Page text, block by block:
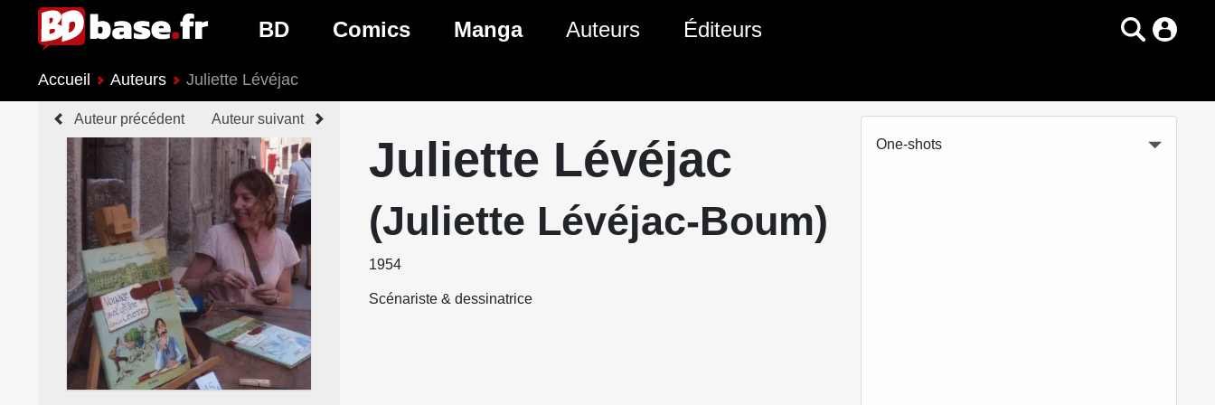
BD
Nouveautés BD
Prochaines sorties BD
Genres BD
Comics
Genres Comics
Manga
Genres Manga
Auteurs Éditeurs
Accueil Auteurs Juliette Lévéjac
Auteur précédent Auteur suivant
Juliette Lévéjac
(Juliette Lévéjac-Boum)
1954
Scénariste & dessinatrice
One-shots